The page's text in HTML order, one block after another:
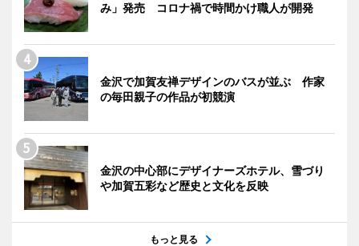
み」発売 コロナ禍で時間かけ職人が開発
金沢で加賀友禅デザインのバスが並ぶ 作家
の毎田親子の作品が初競演
金沢の中心部にデザイナーズホテル、雪づり
や加賀五彩など歴史と文化を反映
もっと見る